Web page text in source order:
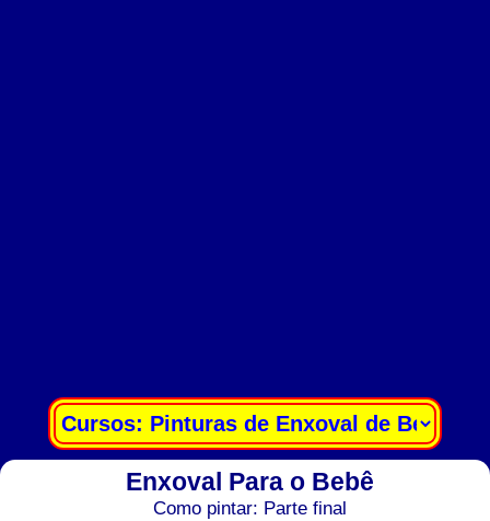
Enxoval Para o Bebê
Como pintar: Parte final